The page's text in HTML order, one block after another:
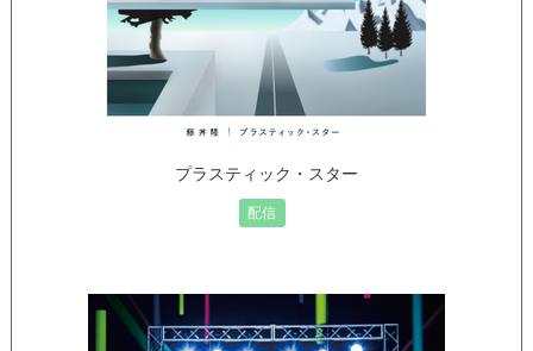
プラスティック・スター
配信